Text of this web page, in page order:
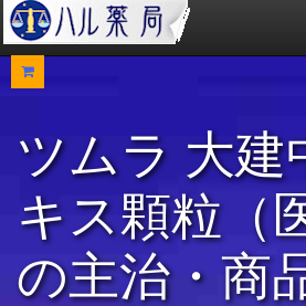
ツムラ 大建
キス顆粒（
の主治・商